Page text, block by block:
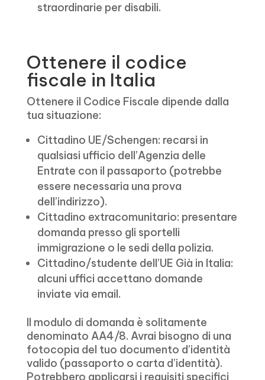
straordinarie per disabili.
Ottenere il codice
fiscale in Italia
Ottenere il Codice Fiscale dipende dalla
tua situazione:
Cittadino UE/Schengen: recarsi in
qualsiasi ufficio dell’Agenzia delle
Entrate con il passaporto (potrebbe
essere necessaria una prova
dell’indirizzo).
Cittadino extracomunitario: presentare
domanda presso gli sportelli
immigrazione o le sedi della polizia.
Cittadino/studente dell’UE Già in Italia:
alcuni uffici accettano domande
inviate via email.
Il modulo di domanda è solitamente
denominato AA4/8. Avrai bisogno di una
fotocopia del tuo documento d’identità
valido (passaporto o carta d’identità).
Potrebbero applicarsi i requisiti specifici